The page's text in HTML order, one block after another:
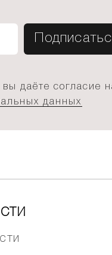
даёте согласие
данных